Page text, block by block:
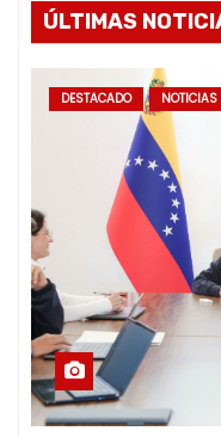
ÚLTIMAS
DESTACADO NOTICIAS